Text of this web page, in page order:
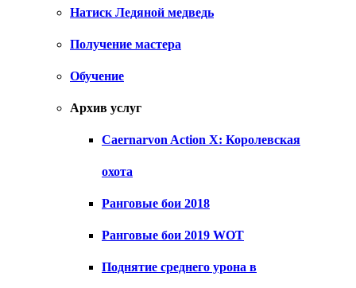
Натиск Ледяной медведь
Получение мастера
Обучение
Архив услуг
Caernarvon Action X: Королевская
охота
Ранговые бои 2018
Ранговые бои 2019 WOT
Поднятие среднего урона в